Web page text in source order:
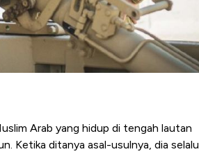
Arab yang hidup di tengah lautan
Ketika ditanya asal-usulnya, dia selalu